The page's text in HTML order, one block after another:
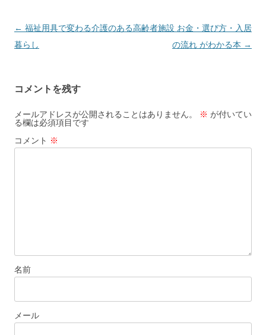
投
稿
ゲ
ー
シ
ョ
← 福祉用具で変わる介護のある
暮らし
高齢者施設 お金・選び方・入居
の流れ がわかる本 →
コメントを残す
メールアドレスが公開されることはありません。 ※ が付いてい
る欄は必須項目です
コメント ※
名前
メール